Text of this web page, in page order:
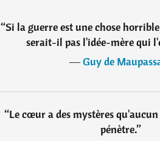
“Si la guerre est une chose
serait-il pas l'idée-mère qui
―Guy de
“Le cœur a des mystères
pénètre.”